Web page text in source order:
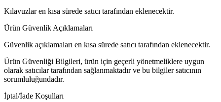
Kılavuzlar en kısa sürede satıcı tarafından eklenecektir.
Ürün Güvenlik Açıklamaları
Güvenlik açıklamaları en kısa sürede satıcı tarafından eklenecektir.
Ürün Güvenliği Bilgileri, ürün için geçerli yönetmeliklere uygun
olarak satıcılar tarafından sağlanmaktadır ve bu bilgiler satıcının
sorumluluğundadır.
İptal/İade Koşulları